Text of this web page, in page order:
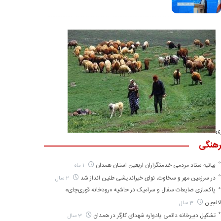
بیانیه ستاد مردمی خدمتگزاران اربعین استان همدان
در سرزمین مهر و سخاوت، نوای خیراندیشی طنین انداز شد
پاکسازی ضایعات سفال و سرامیک در حاشیه «رودخانه قوری‌چای»
لالجین
تشکیل دبیرخانه دائمی یادواره شهدای کارگر در همدان